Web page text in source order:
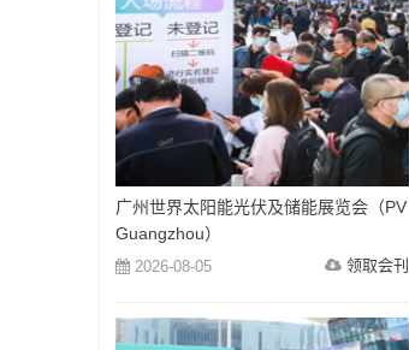
广州世界太阳能光伏及储能展览会（PV
Guangzhou）
2026-08-05 领取会刊